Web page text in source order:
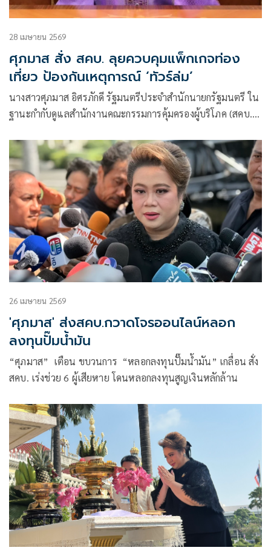
28 เมษายน 2569
ศุภมาส สั่ง สคบ. ลุยควบคุมแพ็กเกจท่อง
เที่ยว ป้องกันเหตุการณ์ ‘ทัวร์ล่ม’
นางสาวศุภมาส อิศรภักดี รัฐมนตรีประจำสำนักนายกรัฐมนตรี ใน
ฐานะกำกับดูแลสำนักงานคณะกรรมการคุ้มครองผู้บริโภค (สคบ.)
ไปตามสัญญา หรือกรณี “ทัวร์ล่ม”
26 เมษายน 2569
'ศุภมาส' ส่งสคบ.กวาดโจรออนไลน์หลอก
ลงทุนปั๊มน้ำมัน
“ศุภมาส” เตือน ขบวนการ “หลอกลงทุนปั๊มน้ำมัน” เกลื่อน สั่ง
สคบ. เร่งช่วย 6 ผู้เสียหาย โดนหลอกลงทุนสูญเงินหลักล้าน